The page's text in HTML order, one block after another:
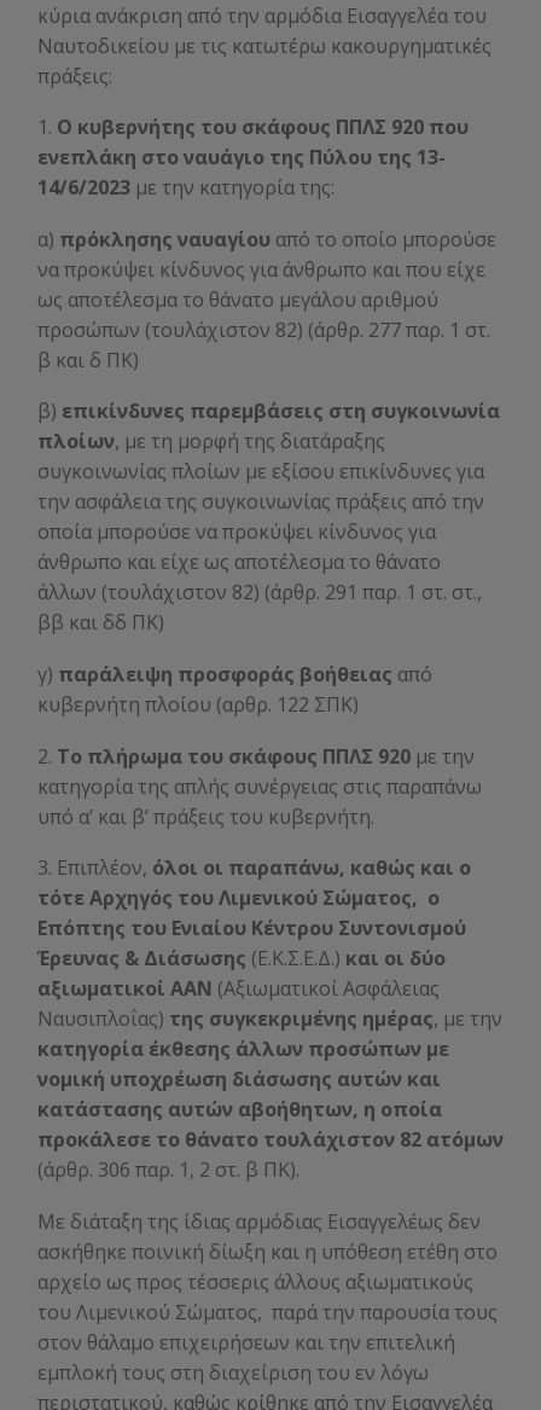
κύρια ανάκριση από την αρμόδια Εισαγγελέα του
Ναυτοδικείου με τις κατωτέρω κακουργηματικές
πράξεις:
1. Ο κυβερνήτης του σκάφους ΠΠΛΣ 920 που
ενεπλάκη στο ναυάγιο της Πύλου της 13-
14/6/2023 με την κατηγορία της:
α) πρόκλησης ναυαγίου από το οποίο μπορούσε
να προκύψει κίνδυνος για άνθρωπο και που είχε
ως αποτέλεσμα το θάνατο μεγάλου αριθμού
προσώπων (τουλάχιστον 82) (άρθρ. 277 παρ. 1 στ.
β και δ ΠΚ)
β) επικίνδυνες παρεμβάσεις στη συγκοινωνία
πλοίων, με τη μορφή της διατάραξης
συγκοινωνίας πλοίων με εξίσου επικίνδυνες για
την ασφάλεια της συγκοινωνίας πράξεις από την
οποία μπορούσε να προκύψει κίνδυνος για
άνθρωπο και είχε ως αποτέλεσμα το θάνατο
άλλων (τουλάχιστον 82) (άρθρ. 291 παρ. 1 στ. στ.,
ββ και δδ ΠΚ)
γ) παράλειψη προσφοράς βοήθειας από
κυβερνήτη πλοίου (αρθρ. 122 ΣΠΚ)
2. Το πλήρωμα του σκάφους ΠΠΛΣ 920 με την
κατηγορία της απλής συνέργειας στις παραπάνω
υπό α’ και β’ πράξεις του κυβερνήτη.
3. Επιπλέον, όλοι οι παραπάνω, καθώς και ο
τότε Αρχηγός του Λιμενικού Σώματος, ο
Επόπτης του Ενιαίου Κέντρου Συντονισμού
Έρευνας & Διάσωσης (Ε.Κ.Σ.Ε.Δ.) και οι δύο
αξιωματικοί ΑΑΝ (Αξιωματικοί Ασφάλειας
Ναυσιπλοΐας) της συγκεκριμένης ημέρας, με την
κατηγορία έκθεσης άλλων προσώπων με
νομική υποχρέωση διάσωσης αυτών και
κατάστασης αυτών αβοήθητων, η οποία
προκάλεσε το θάνατο τουλάχιστον 82 ατόμων
(άρθρ. 306 παρ. 1, 2 στ. β ΠΚ).
Με διάταξη της ίδιας αρμόδιας Εισαγγελέως δεν
ασκήθηκε ποινική δίωξη και η υπόθεση ετέθη στο
αρχείο ως προς τέσσερις άλλους αξιωματικούς
του Λιμενικού Σώματος, παρά την παρουσία τους
στον θάλαμο επιχειρήσεων και την επιτελική
εμπλοκή τους στη διαχείριση του εν λόγω
περιστατικού, καθώς κρίθηκε από την Εισαγγελέα